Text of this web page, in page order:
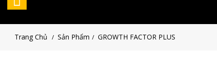
Trang Chủ / Sản Phẩm / GROWTH FACTOR PLUS